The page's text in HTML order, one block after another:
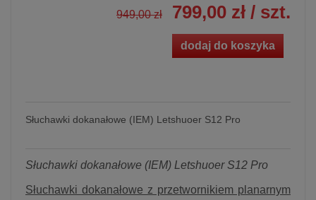
949,00 zł 799,00 zł / szt.
dodaj do koszyka
Słuchawki dokanałowe (IEM) Letshuoer S12 Pro
Słuchawki dokanałowe (IEM) Letshuoer S12 Pro
Słuchawki dokanałowe z przetwornikiem planarnym